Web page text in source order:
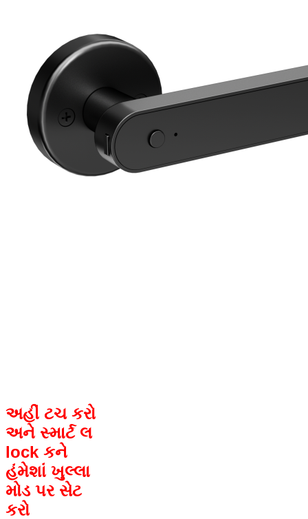
અહીં ટચ કરો
અને સ્માર્ટ લ
lock કને
હંમેશાં ખુલ્લા
મોડ પર સેટ
કરો